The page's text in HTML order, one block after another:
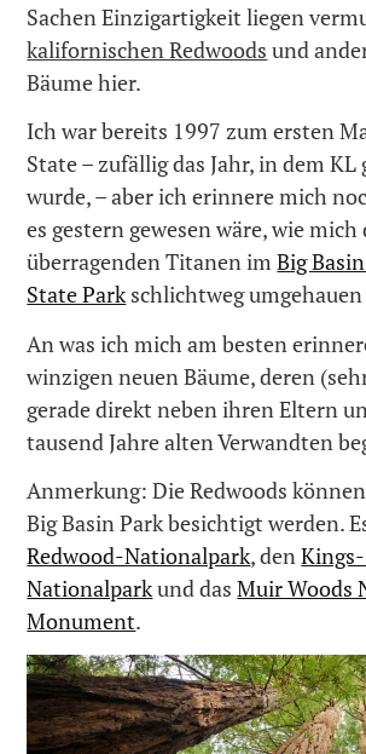
Sachen Einzigartigkeit liegen
kalifornischen Redwoods und
Bäume hier.
Ich war bereits 1997 zum ersten
State – zufällig das Jahr, in dem KL
wurde, – aber ich erinnere mich
es gestern gewesen wäre, wie mich
überragenden Titanen imBig
State Parkschlichtweg
An was ich mich am besten
winzigen neuen Bäume, deren
gerade direkt neben ihren Eltern
tausend Jahre alten Verwandten
Anmerkung: Die Redwoods
Big Basin Park besichtigt werden.
Redwood-Nationalpark, den
Nationalparkund dasMuir Woods
Monument.